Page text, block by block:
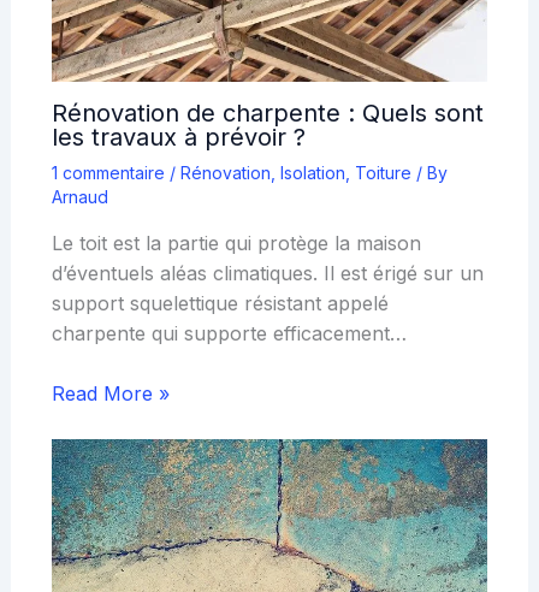
Rénovation de charpente : Quels sont
les travaux à prévoir ?
1 commentaire / Rénovation Isolation Toiture / By
Arnaud
Le toit est la partie qui protège la maison
d’éventuels aléas climatiques. Il est érigé sur un
support squelettique résistant appelé
charpente qui supporte efficacement…
Read More »